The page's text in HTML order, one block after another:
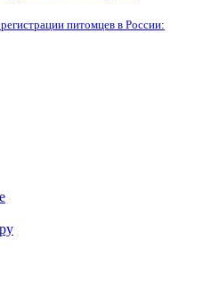
питомцев в России: